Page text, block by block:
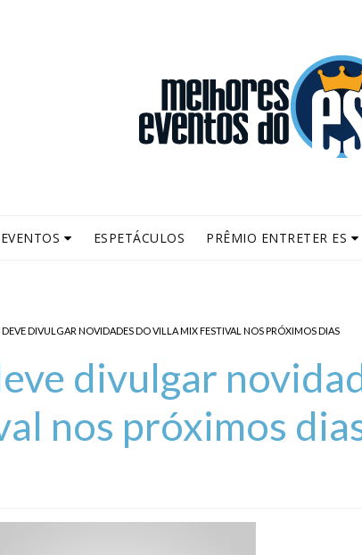
EVENTOS ESPETÁCULOS PRÊMIO ENTRETER ES
DIVULGAR NOVIDADES DO VILLA MIX FESTIVAL NOS PRÓXIMOS DIAS
divulgar
nos próximos